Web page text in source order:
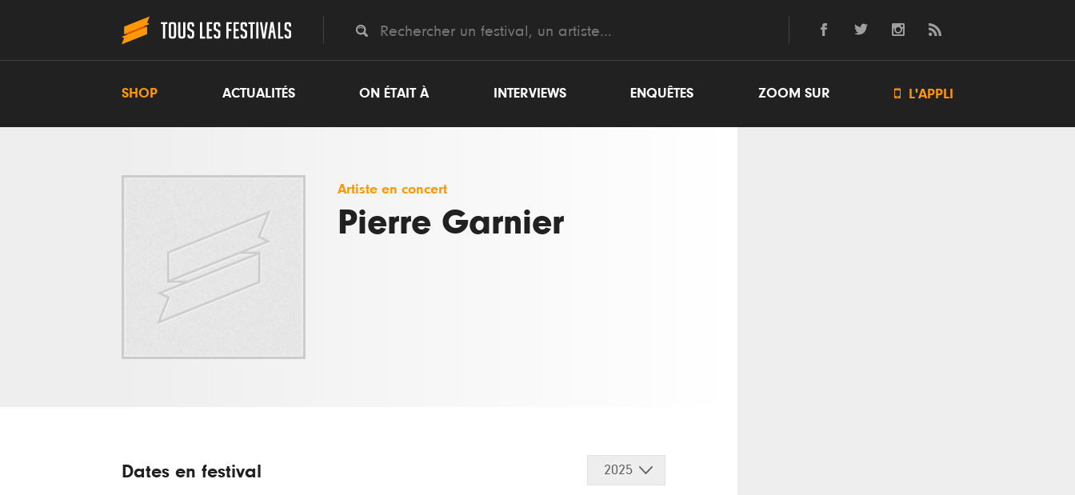
SHOP ACTUALITÉS ON ÉTAIT À INTERVIEWS ENQUÊTES ZOOM SUR  L'APPLI
Artiste en concert
Pierre Garnier
Dates en festival 2025